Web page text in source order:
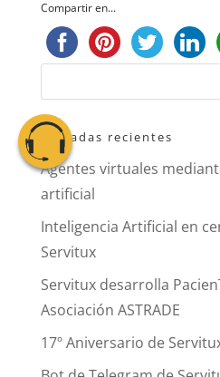
Compartir en...
Entradas recientes
Agentes virtuales
artificial
Inteligencia Artificial en
Servitux
Servitux desarrolla
Asociación ASTRADE
17º Aniversario de